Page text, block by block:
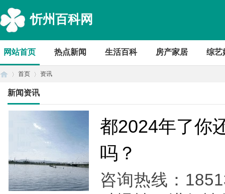
忻州百科网
网站首页 热点新闻 生活百科 房产家居 综艺
首页 资讯
新闻资讯
都2024年了你
吗？
咨询热线：